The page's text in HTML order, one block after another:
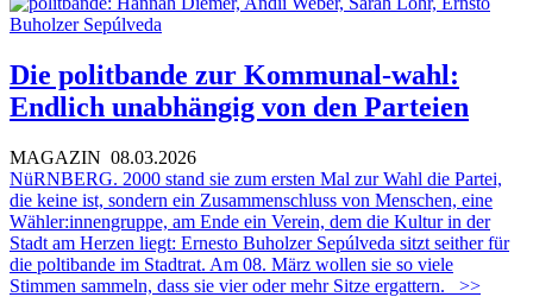
Die politbande zur Kommunal-wahl:
Endlich unabhängig von den Parteien
MAGAZIN 08.03.2026
NüRNBERG. 2000 stand sie zum ersten Mal zur Wahl die Partei,
die keine ist, sondern ein Zusammenschluss von Menschen, eine
Wähler:innengruppe, am Ende ein Verein, dem die Kultur in der
Stadt am Herzen liegt: Ernesto Buholzer Sepúlveda sitzt seither für
die poltibande im Stadtrat. Am 08. März wollen sie so viele
Stimmen sammeln, dass sie vier oder mehr Sitze ergattern.
>>